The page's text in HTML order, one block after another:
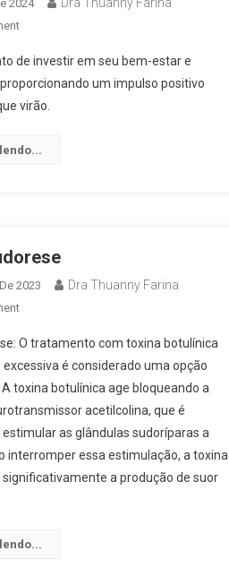
2024 Dra Thuanny Farina
de investir em seu bem-estar e
um impulso positivo
virão.
2023 Dra Thuanny Farina
O tratamento com toxina botulínica
é considerado uma opção
toxina botulínica age bloqueando a
acetilcolina, que é
as glândulas sudoríparas a
interromper essa estimulação, a toxina
a produção de suor